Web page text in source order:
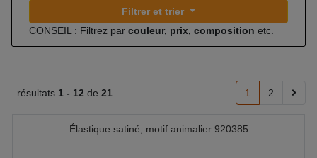
Filtrer et trier
CONSEIL : Filtrez par couleur, prix, composition etc.
résultats 1 - 12 de 21 1 2
Élastique satiné, motif animalier 920385